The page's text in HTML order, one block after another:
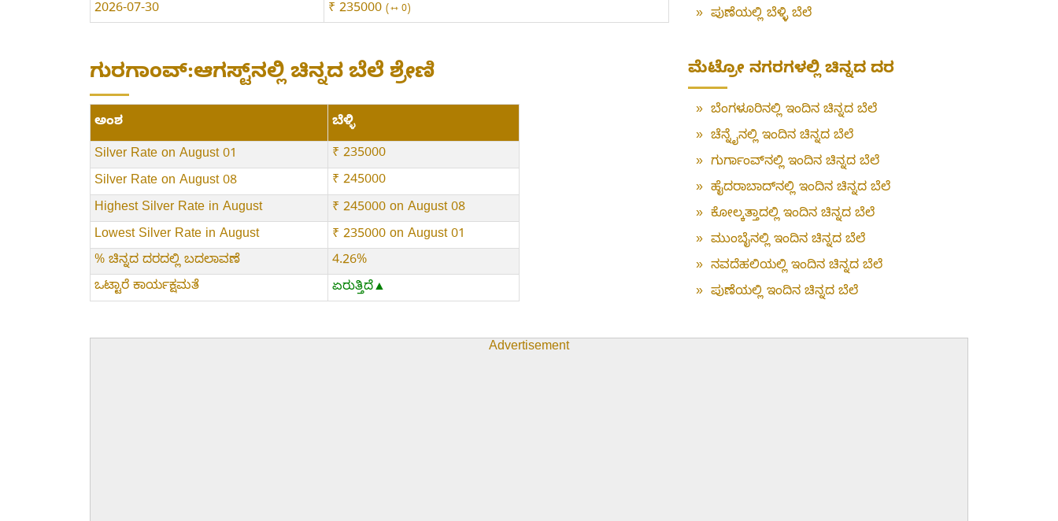
2026-07-30 ₹ 235000 ⇿ 0
» ಪುಣೆಯಲ್ಲಿ ಬೆಳ್ಳಿ ಬೆಲೆ
ಗುರಗಾಂವ್:ಆಗಸ್ಟ್‌ನಲ್ಲಿ ಚಿನ್ನದ ಬೆಲೆ ಶ್ರೇಣಿ
ಅಂಶ
ಬೆಳ್ಳಿ
Silver Rate on August 01
₹ 235000
Silver Rate on August 08
₹ 245000
Highest Silver Rate in August
₹ 245000 on August 08
Lowest Silver Rate in August
₹ 235000 on August 01
% ಚಿನ್ನದ ದರದಲ್ಲಿ ಬದಲಾವಣೆ
4.26%
ಒಟ್ಟಾರೆ ಕಾರ್ಯಕ್ಷಮತೆ
ಏರುತ್ತಿದೆ▲
ಮೆಟ್ರೋ ನಗರಗಳಲ್ಲಿ ಚಿನ್ನದ ದರ
» ಬೆಂಗಳೂರಿನಲ್ಲಿ ಇಂದಿನ ಚಿನ್ನದ ಬೆಲೆ
» ಚೆನ್ನೈನಲ್ಲಿ ಇಂದಿನ ಚಿನ್ನದ ಬೆಲೆ
» ಗುರ್ಗಾಂವ್‌ನಲ್ಲಿ ಇಂದಿನ ಚಿನ್ನದ ಬೆಲೆ
» ಹೈದರಾಬಾದ್‌ನಲ್ಲಿ ಇಂದಿನ ಚಿನ್ನದ ಬೆಲೆ
» ಕೋಲ್ಕತ್ತಾದಲ್ಲಿ ಇಂದಿನ ಚಿನ್ನದ ಬೆಲೆ
» ಮುಂಬೈನಲ್ಲಿ ಇಂದಿನ ಚಿನ್ನದ ಬೆಲೆ
» ನವದೆಹಲಿಯಲ್ಲಿ ಇಂದಿನ ಚಿನ್ನದ ಬೆಲೆ
» ಪುಣೆಯಲ್ಲಿ ಇಂದಿನ ಚಿನ್ನದ ಬೆಲೆ
Advertisement